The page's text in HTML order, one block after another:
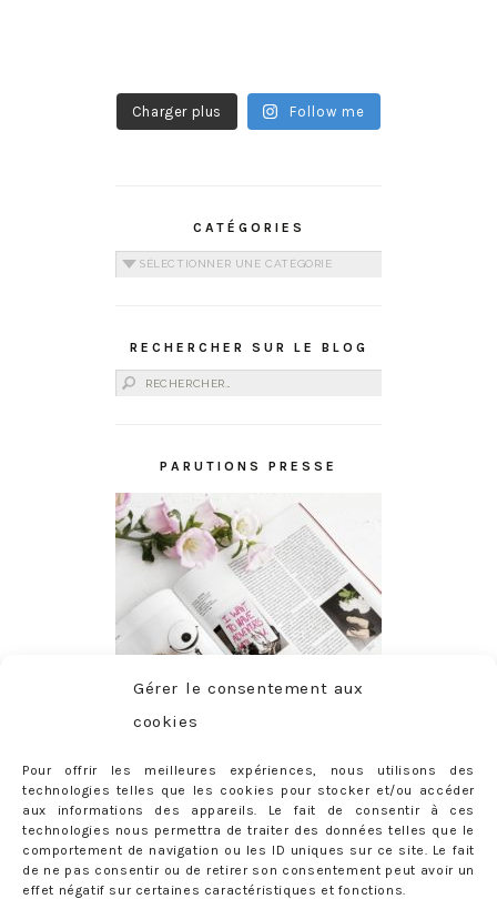
Gérer le consentement aux
cookies
Pour offrir les meilleures expériences, nous utilisons des
technologies telles que les cookies pour stocker et/ou accéder
aux informations des appareils. Le fait de consentir à ces
technologies nous permettra de traiter des données telles que le
comportement de navigation ou les ID uniques sur ce site. Le fait
de ne pas consentir ou de retirer son consentement peut avoir un
effet négatif sur certaines caractéristiques et fonctions.
Charger plus Follow me
CATÉGORIES
Catégories
RECHERCHER SUR LE BLOG
Rechercher :
PARUTIONS PRESSE